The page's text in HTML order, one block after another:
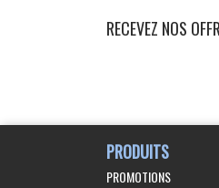
RECEVEZ NOS
PRODUITS
PROMOTIONS